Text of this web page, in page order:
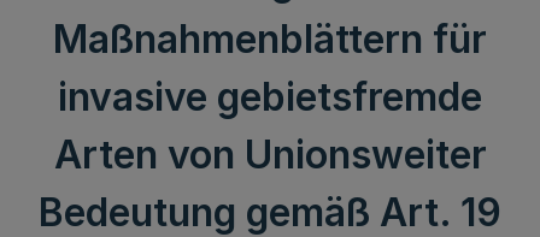
Maßnahmenblättern für
invasive gebietsfremde
Arten von Unionsweiter
Bedeutung gemäß Art. 19